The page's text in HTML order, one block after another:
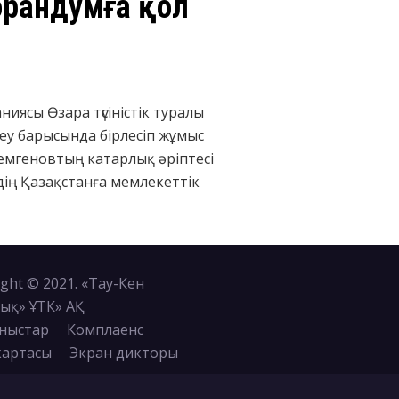
Өзара түсіністік туралы
барысында бірлесіп жұмыс
катарлық әріптесі
Қазақстанға мемлекеттік
© 2021. «Тау-Кен
ҰТК» АҚ
Комплаенс
Экран дикторы